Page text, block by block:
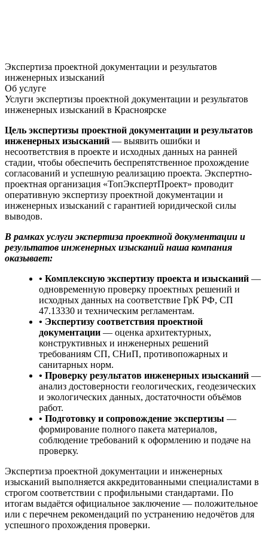
Экспертиза проектной документации и результатов
инженерных изысканий
Об услуге
Услуги экспертизы проектной документации и результатов
инженерных изысканий в Красноярске
Цель экспертизы проектной документации и результатов
инженерных изысканий — выявить ошибки и
несоответствия в проекте и исходных данных на ранней
стадии, чтобы обеспечить беспрепятственное прохождение
согласований и успешную реализацию проекта. Экспертно-
проектная организация «ТопЭкспертПроект» проводит
оперативную экспертизу проектной документации и
инженерных изысканий с гарантией юридической силы
выводов.
В рамках услуги экспертиза проектной документации и
результатов инженерных изысканий наша компания
оказывает:
• Комплексную экспертизу проекта и изысканий —
одновременную проверку проектных решений и
исходных данных на соответствие ГрК РФ, СП
47.13330 и техническим регламентам.
• Экспертизу соответствия проектной
документации — оценка архитектурных,
конструктивных и инженерных решений
требованиям СП, СНиП, противопожарных и
санитарных норм.
• Проверку результатов инженерных изысканий —
анализ достоверности геологических, геодезических
и экологических данных, достаточности объёмов
работ.
• Подготовку и сопровождение экспертизы —
формирование полного пакета материалов,
соблюдение требований к оформлению и подаче на
проверку.
Экспертиза проектной документации и инженерных
изысканий выполняется аккредитованными специалистами в
строгом соответствии с профильными стандартами. По
итогам выдаётся официальное заключение — положительное
или с перечнем рекомендаций по устранению недочётов для
успешного прохождения проверки.